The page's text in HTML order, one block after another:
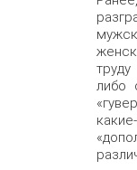
либо